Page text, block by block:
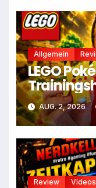
Allgemein
LEGO
AUG. 2, 2026
Review Videos